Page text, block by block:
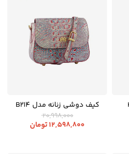
کیف دوشی زنانه مدل B214
20,998,000
12,598,800تومان